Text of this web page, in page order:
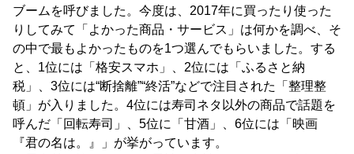
ブームを呼びました。今度は、2017年に買ったり使った
りしてみて「よかった商品・サービス」は何かを調べ、そ
の中で最もよかったものを1つ選んでもらいました。する
と、1位には「格安スマホ」、2位には「ふるさと納
税」、3位には“断捨離”“終活”などで注目された「整理整
頓」が入りました。4位には寿司ネタ以外の商品で話題を
呼んだ「回転寿司」、5位に「甘酒」、6位には「映画
『君の名は。』」が挙がっています。